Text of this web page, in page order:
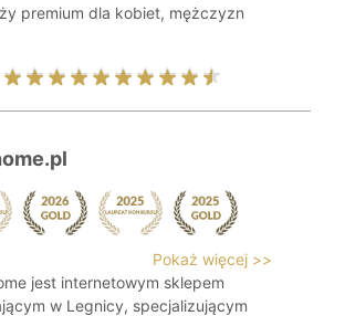
premium dla kobiet, mężczyzn
Pokaż więcej >>
jest internetowym sklepem
w Legnicy, specjalizującym